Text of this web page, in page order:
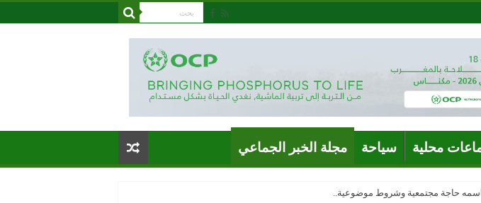
محلية سياحة مجلة الخبر الجماعي
حاجة مجتمعية وشروط موضوعية..